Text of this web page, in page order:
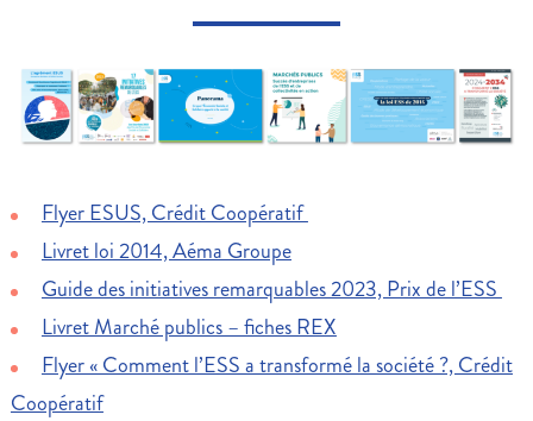
Flyer ESUS, Crédit Coopératif
Livret loi 2014, Aéma Groupe
Guide des initiatives remarquables 2023, Prix de l’ESS
Livret Marché publics – fiches REX
Flyer « Comment l’ESS a transformé la société ?, Crédit
Coopératif